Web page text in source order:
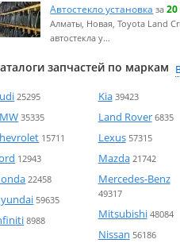
Автостекло установка за
Алматы, Новая, Toyota Land
автостекла у…
запчастей по маркам
25295
35335
15711
12943
22458
59635
8988
Kia 39423
Land Rover 6835
Lexus 57315
Mazda 21742
Mercedes-Benz
49317
Mitsubishi 48084
Nissan 56186